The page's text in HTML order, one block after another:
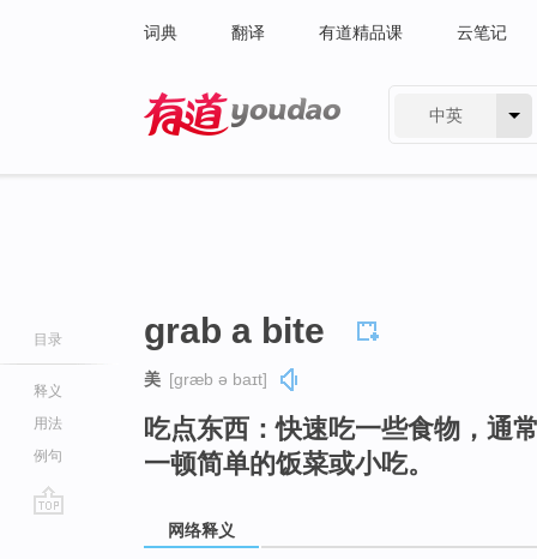
词典 翻译 有道精品课 云笔记
中英
目录
释义
用法
例句
grab a bite
美 [ɡræb ə baɪt]
吃点东西：快速吃一些食物，通
一顿简单的饭菜或小吃。
网络释义